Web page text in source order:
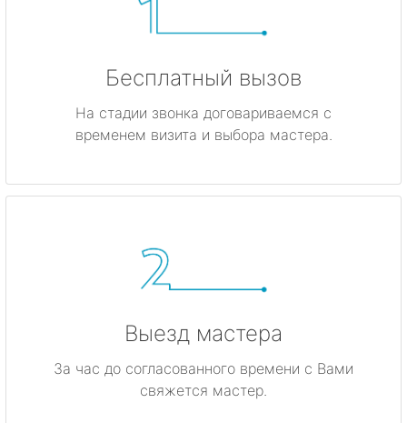
Бесплатный вызов
На стадии звонка договариваемся с
временем визита и выбора мастера.
Выезд мастера
За час до согласованного времени с Вами
свяжется мастер.